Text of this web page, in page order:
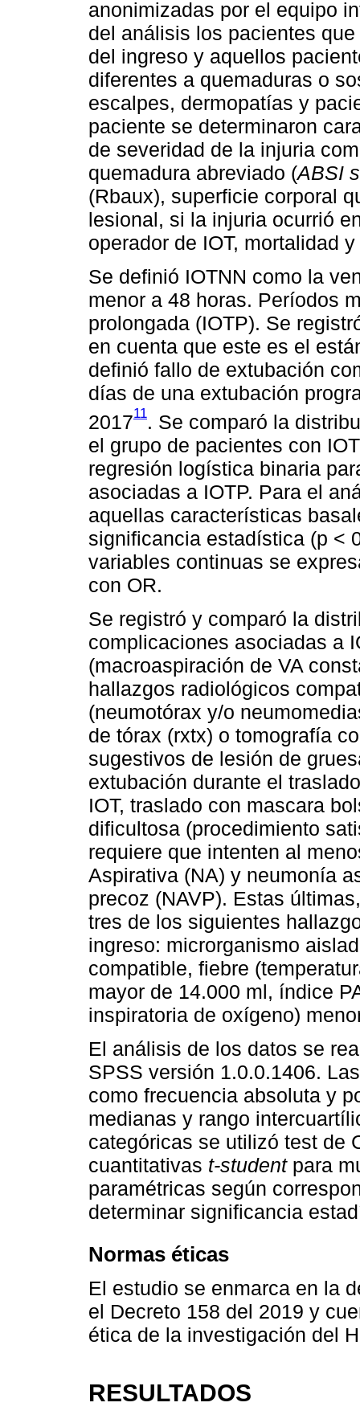
anonimizadas por el equipo
del análisis los pacientes
del ingreso y aquellos
diferentes a quemaduras o
escalpes, dermopatías y
paciente se determinaron
de severidad de la injuria
quemadura abreviado (ABSI
(Rbaux), superficie corporal
lesional, si la injuria ocurrió
operador de IOT, mortalidad
Se definió IOTNN como la
menor a 48 horas. Períodos
prolongada (IOTP). Se
en cuenta que este es el
definió fallo de extubación
días de una extubación
201711. Se comparó la
el grupo de pacientes con
regresión logística binaria
asociadas a IOTP. Para el
aquellas características
significancia estadística (p <
variables continuas se
con OR.
Se registró y comparó la
complicaciones asociadas a
(macroaspiración de VA
hallazgos radiológicos
(neumotórax y/o
de tórax (rxtx) o tomografía
sugestivos de lesión de
extubación durante el
IOT, traslado con mascara
dificultosa (procedimiento
requiere que intenten al
Aspirativa (NA) y neumonía
precoz (NAVP). Estas
tres de los siguientes
ingreso: microrganismo
compatible, fiebre
mayor de 14.000 ml, índice
inspiratoria de oxígeno)
El análisis de los datos se
SPSS versión 1.0.0.1406.
como frecuencia absoluta y
medianas y rango
categóricas se utilizó test de
cuantitativas t-studentpara
paramétricas según
determinar significancia
Normas éticas
El estudio se enmarca en la
el Decreto 158 del 2019 y
ética de la investigación del
RESULTADOS